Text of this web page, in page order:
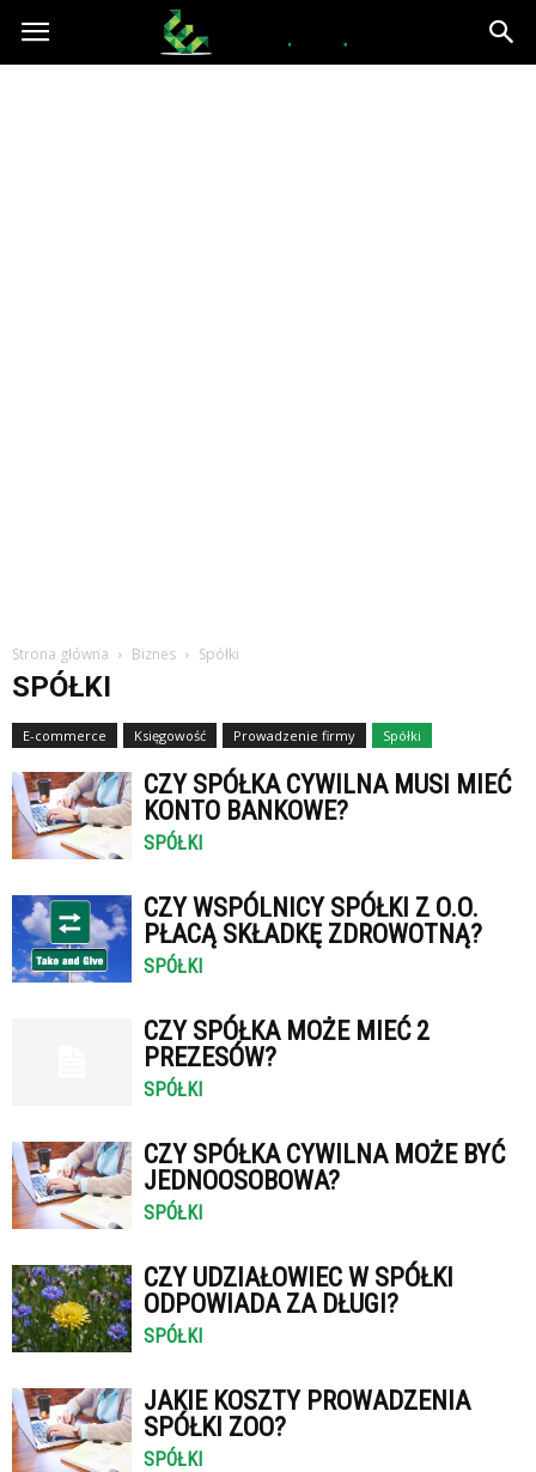
epce.org.pl
Strona główna Biznes Spółki
SPÓŁKI
E-commerce Księgowość Prowadzenie firmy Spółki
CZY SPÓŁKA CYWILNA MUSI MIEĆ
KONTO BANKOWE?
SPÓŁKI
CZY WSPÓLNICY SPÓŁKI Z O.O.
PŁACĄ SKŁADKĘ ZDROWOTNĄ?
SPÓŁKI
CZY SPÓŁKA MOŻE MIEĆ 2
PREZESÓW?
SPÓŁKI
CZY SPÓŁKA CYWILNA MOŻE BYĆ
JEDNOOSOBOWA?
SPÓŁKI
CZY UDZIAŁOWIEC W SPÓŁKI
ODPOWIADA ZA DŁUGI?
SPÓŁKI
JAKIE KOSZTY PROWADZENIA
SPÓŁKI ZOO?
SPÓŁKI